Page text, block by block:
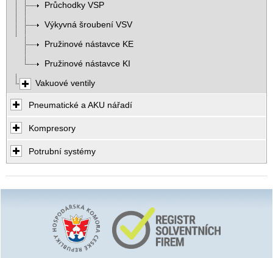
Průchodky VSP
Výkyvná šroubení VSV
Pružinové nástavce KE
Pružinové nástavce KI
Vakuové ventily
Pneumatické a AKU nářadí
Kompresory
Potrubní systémy